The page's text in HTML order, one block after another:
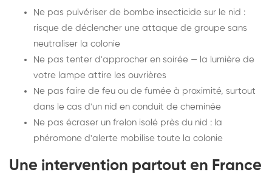
Ne pas pulvériser de bombe insecticide sur le nid :
risque de déclencher une attaque de groupe sans
neutraliser la colonie
Ne pas tenter d'approcher en soirée — la lumière de
votre lampe attire les ouvrières
Ne pas faire de feu ou de fumée à proximité, surtout
dans le cas d'un nid en conduit de cheminée
Ne pas écraser un frelon isolé près du nid : la
phéromone d'alerte mobilise toute la colonie
Une intervention partout en France